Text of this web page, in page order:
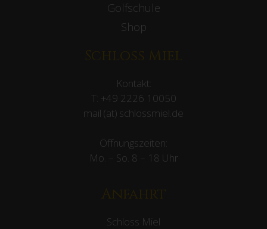
Golfschule
Shop
Schloss Miel
Kontakt:
T: +49 2226 10050
mail (at) schlossmiel.de
Öffnungszeiten:
Mo. – So. 8 – 18 Uhr
Anfahrt
Schloss Miel